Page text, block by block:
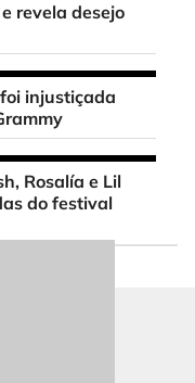
revela desejo
injustiçada
Rosalía e Lil
do festival